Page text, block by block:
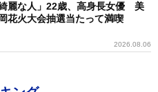
綺麗な人」22歳、高身長女優 美
花火大会抽選当たって満喫
2026.08.06